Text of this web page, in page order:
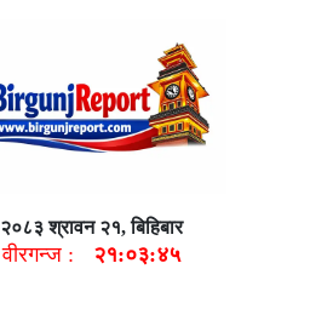
२०८३ श्रावन २१, बिहिबार
वीरगन्ज : २१:०३:४६